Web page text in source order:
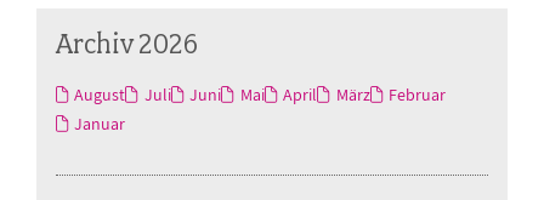
Archiv 2026
August Juli Juni Mai April März
Februar
Januar